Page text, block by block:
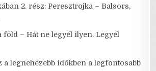
2. rész: Peresztrojka – Balsors,
– Hát ne legyél ilyen. Legyél
a legnehezebb időkben a legfontosabb